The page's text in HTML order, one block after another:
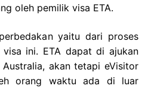
oleh pemilik visa ETA.
yaitu dari proses
ini. ETA dapat di ajukan
akan tetapi eVisitor
orang waktu ada di luar